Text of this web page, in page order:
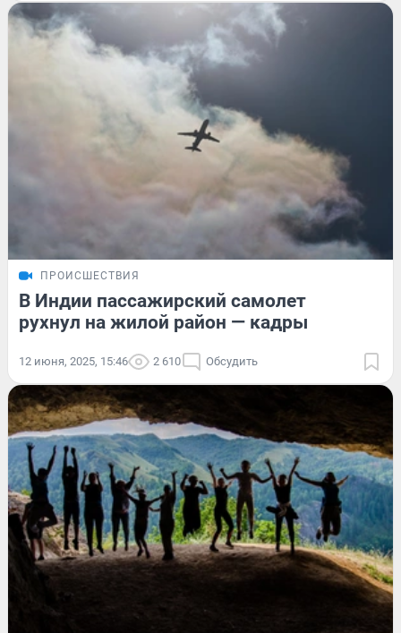
ПРОИСШЕСТВИЯ
В Индии пассажирский самолет
рухнул на жилой район — кадры
12 июня, 2025, 15:46 2 610 Обсудить